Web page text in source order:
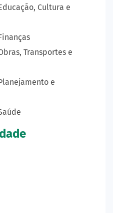
Cultura e
Transportes e
e